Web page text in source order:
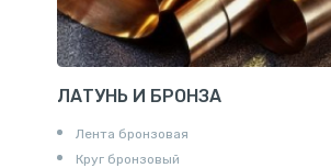
ЛАТУНЬ И БРОНЗА
Лента бронзовая
Круг бронзовый